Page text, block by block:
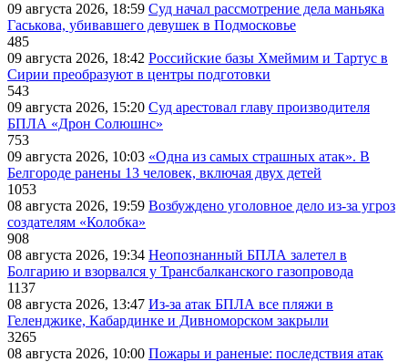
09 августа 2026, 18:59 Суд начал рассмотрение дела маньяка
Гаськова, убивавшего девушек в Подмосковье
485
09 августа 2026, 18:42 Российские базы Хмеймим и Тартус в
Сирии преобразуют в центры подготовки
543
09 августа 2026, 15:20 Суд арестовал главу производителя
БПЛА «Дрон Солюшнс»
753
09 августа 2026, 10:03 «Одна из самых страшных атак». В
Белгороде ранены 13 человек, включая двух детей
1053
08 августа 2026, 19:59 Возбуждено уголовное дело из-за угроз
создателям «Колобка»
908
08 августа 2026, 19:34 Неопознанный БПЛА залетел в
Болгарию и взорвался у Трансбалканского газопровода
1137
08 августа 2026, 13:47 Из-за атак БПЛА все пляжи в
Геленджике, Кабардинке и Дивноморском закрыли
3265
08 августа 2026, 10:00 Пожары и раненые: последствия атак